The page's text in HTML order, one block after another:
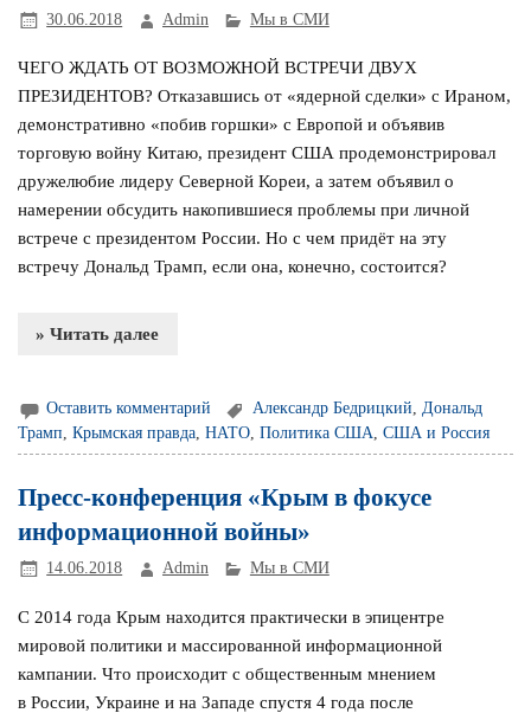
30.06.2018 Admin Мы в СМИ
ЧЕГО ЖДАТЬ ОТ ВОЗМОЖНОЙ ВСТРЕЧИ ДВУХ
ПРЕЗИДЕНТОВ? Отказавшись от «ядерной сделки» с Ираном,
демонстративно «побив горшки» с Европой и объявив
торговую войну Китаю, президент США продемонстрировал
дружелюбие лидеру Северной Кореи, а затем объявил о
намерении обсудить накопившиеся проблемы при личной
встрече с президентом России. Но с чем придёт на эту
встречу Дональд Трамп, если она, конечно, состоится?
» Читать далее
Оставить комментарий Александр Бедрицкий
Дональд
Трамп ,Крымская правда ,НАТО ,Политика США ,США и Россия
Пресс-конференция «Крым в фокусе
информационной войны»
14.06.2018 Admin Мы в СМИ
С 2014 года Крым находится практически в эпицентре
мировой политики и массированной информационной
кампании. Что происходит с общественным мнением
в России, Украине и на Западе спустя 4 года после